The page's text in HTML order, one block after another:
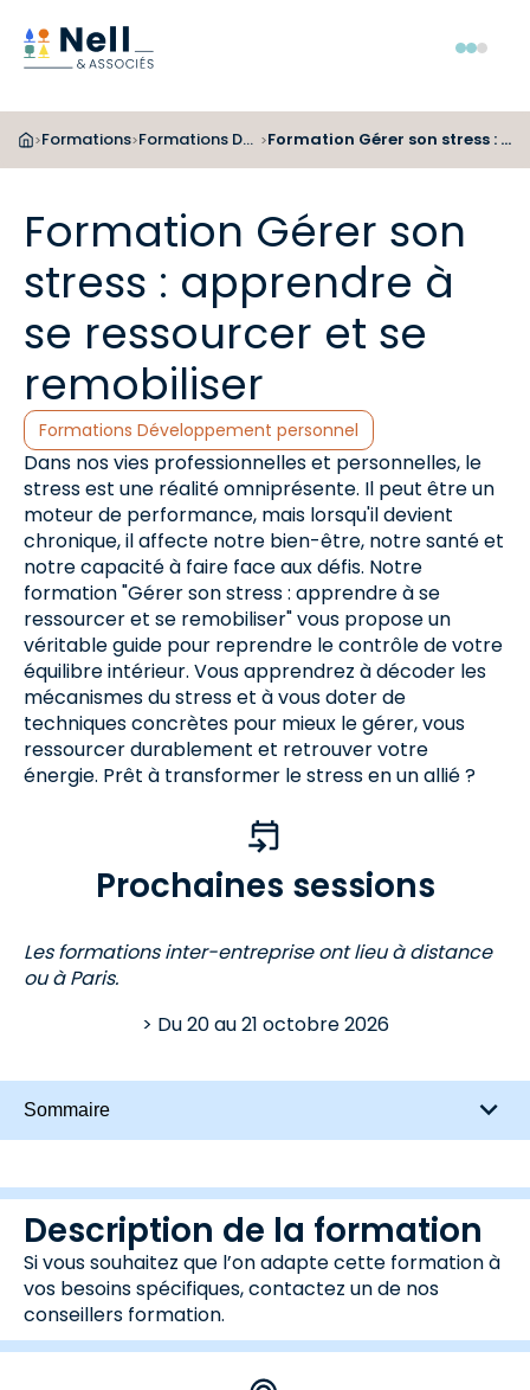
Aller au pied de page
Aller au menu
Aller au contenu
>Formations> Formations Développement personnel > Formation Gérer son stress : apprendre à se ressourcer et se remobiliser
Formation Gérer son
stress : apprendre à
se ressourcer et se
remobiliser
Catégories :
Formations Développement personnel
Dans nos vies professionnelles et personnelles, le
stress est une réalité omniprésente. Il peut être un
moteur de performance, mais lorsqu'il devient
chronique, il affecte notre bien-être, notre santé et
notre capacité à faire face aux défis. Notre
formation "Gérer son stress : apprendre à se
ressourcer et se remobiliser" vous propose un
véritable guide pour reprendre le contrôle de votre
équilibre intérieur. Vous apprendrez à décoder les
mécanismes du stress et à vous doter de
techniques concrètes pour mieux le gérer, vous
ressourcer durablement et retrouver votre
énergie. Prêt à transformer le stress en un allié ?
Prochaines sessions
Les formations inter-entreprise ont lieu à distance
ou à Paris.
Du20au21 octobre 2026
Sommaire
Description de la formation
Si vous souhaitez que l’on adapte cette formation à
vos besoins spécifiques, contactez un de nos
conseillers formation.